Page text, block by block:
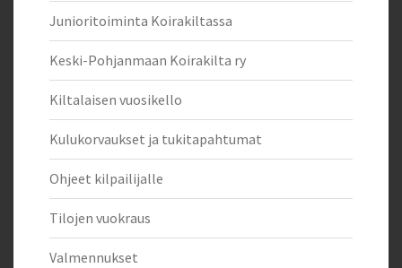
Junioritoiminta Koirakiltassa
Keski-Pohjanmaan Koirakilta ry
Kiltalaisen vuosikello
Kulukorvaukset ja tukitapahtumat
Ohjeet kilpailijalle
Tilojen vuokraus
Valmennukset